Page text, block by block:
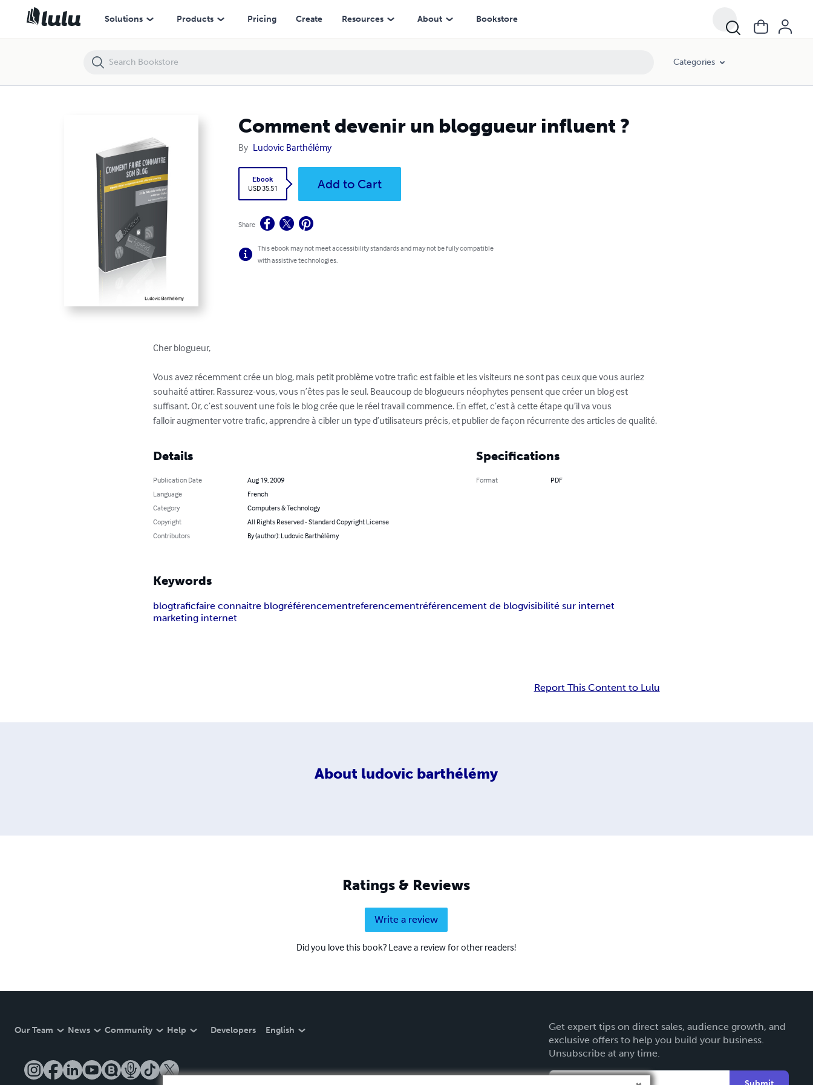
Solutions Products Pricing Create Resources About Bookstore
Categories
Comment devenir un bloggueur influent ?
By Ludovic Barthélémy
Ebook
USD 35.51
Add to Cart
Share
This ebook may not meet accessibility standards and may not be fully compatible
with assistive technologies.
Cher blogueur,
Vous avez récemment crée un blog, mais petit problème votre trafic est faible et les visiteurs ne sont pas ceux que vous auriez
souhaité attirer. Rassurez-vous, vous n’êtes pas le seul. Beaucoup de blogueurs néophytes pensent que créer un blog est
suffisant. Or, c’est souvent une fois le blog crée que le réel travail commence. En effet, c’est à cette étape qu’il va vous
falloir augmenter votre trafic, apprendre à cibler un type d’utilisateurs précis, et publier de façon récurrente des articles de qualité.
Details
Publication Date
Aug 19, 2009
Language
French
Category
Computers & Technology
Copyright
All Rights Reserved - Standard Copyright License
Contributors
By (author): Ludovic Barthélémy
Specifications
Format PDF
Keywords
blogtraficfaire connaitre blogréférencementreferencementréférencement de blogvisibilité sur internet
marketing internet
Report This Content to Lulu
About ludovic barthélémy
Ratings & Reviews
Write a review
Did you love this book? Leave a review for other readers!
Our Team News Community Help Developers English
Get expert tips on direct sales, audience growth, and
exclusive offers to help you build your business.
Unsubscribe at any time.
Comment devenir un bloggueur influent ?